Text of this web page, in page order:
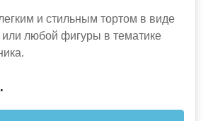
и стильным тортом в виде
любой фигуры в тематике